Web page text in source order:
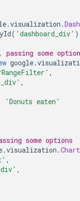
.visualization .
( 'dashboard_div'
some
google.
,
,
'Donuts eaten'
some options
.visualization .
,
,